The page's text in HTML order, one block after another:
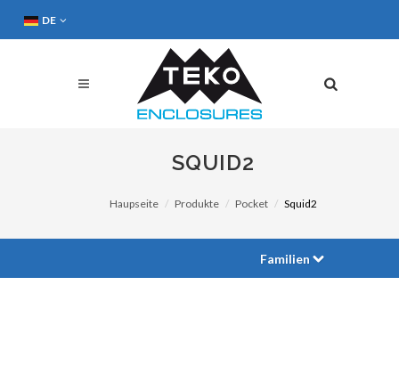
DE
SQUID2
Haupseite Produkte Pocket Squid2
Familien